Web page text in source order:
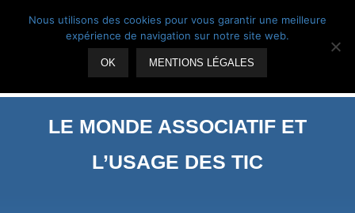
Suivez-nous
LE MONDE ASSOCIATIF ET
L’USAGE DES TIC
Nous utilisons des cookies pour vous garantir une meilleure
expérience de navigation sur notre site web.
OK MENTIONS LÉGALES